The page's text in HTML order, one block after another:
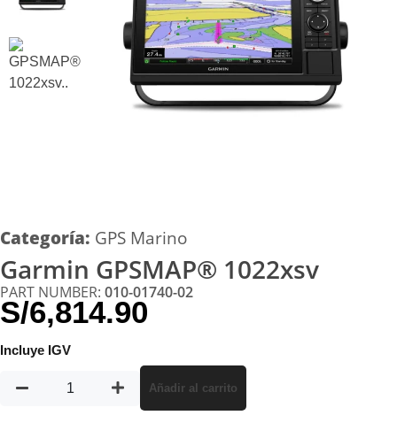
Categoría: GPS Marino
Garmin GPSMAP® 1022xsv
PART NUMBER: 010-01740-02
S/6,814.90
Incluye IGV
Añadir al carrito